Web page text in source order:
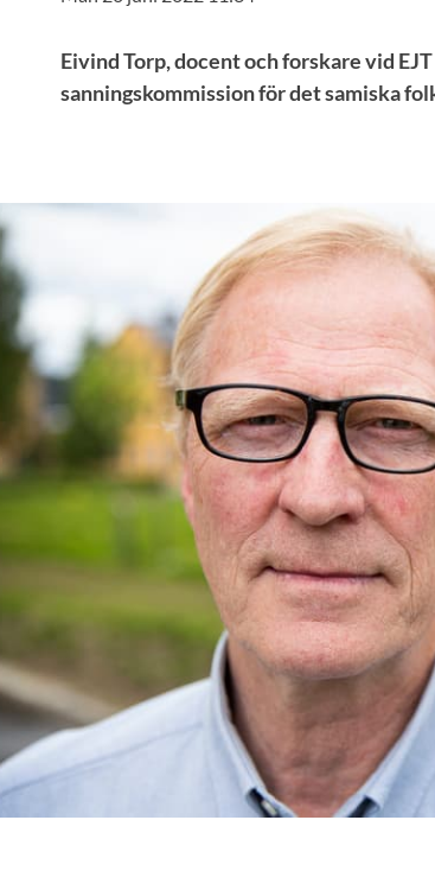
Eivind Torp, docent och forskare vid
sanningskommission för det samiska